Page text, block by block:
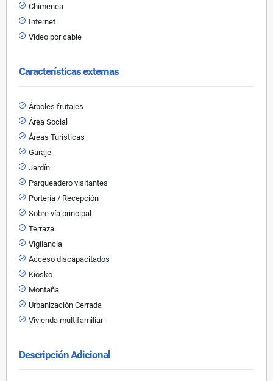
Chimenea
Internet
Video por cable
Características externas
Árboles frutales
Área Social
Áreas Turísticas
Garaje
Jardín
Parqueadero visitantes
Portería / Recepción
Sobre vía principal
Terraza
Vigilancia
Acceso discapacitados
Kiosko
Montaña
Urbanización Cerrada
Vivienda multifamiliar
Descripción Adicional